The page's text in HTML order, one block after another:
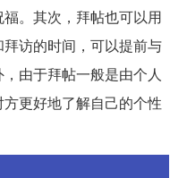
。其次，拜帖也可以用
访的时间，可以提前与
由于拜帖一般是由个人
更好地了解自己的个性